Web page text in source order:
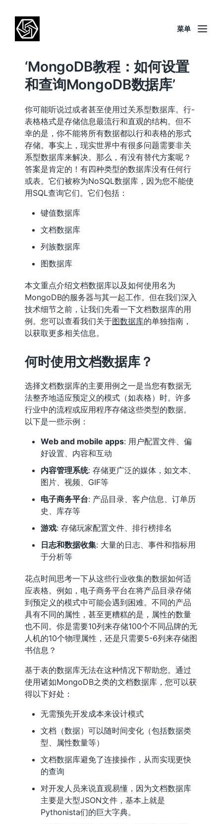
菜单
‘MongoDB教程：如何设置
和查询MongoDB数据库’
你可能听说过或者甚至使用过关系型数据库。行-
表格格式是存储信息最流行和直观的结构。但不
幸的是，你不能将所有数据都以行和表格的形式
存储。事实上，现实世界中有很多问题需要非关
系型数据库来解决。那么，有没有替代方案呢？
答案是肯定的！有四种类型的数据库没有任何行
或表。它们被称为NoSQL数据库，因为您不能使
用SQL查询它们。它们包括：
键值数据库
文档数据库
列族数据库
图数据库
本文重点介绍文档数据库以及如何使用名为
MongoDB的服务器与其一起工作。但在我们深入
技术细节之前，让我们先看一下文档数据库的用
例。您可以查看我们关于图数据库的单独指南，
以获取更多相关信息。
何时使用文档数据库？
选择文档数据库的主要用例之一是当您有数据无
法整齐地适应预定义的模式（如表格）时。许多
行业中的流程或应用程序存储这些类型的数据。
以下是一些示例：
Web and mobile apps: 用户配置文件、偏
好设置、内容和互动
内容管理系统: 存储更广泛的媒体，如文本、
图片、视频、GIF等
电子商务平台: 产品目录、客户信息、订单历
史、库存等
游戏: 存储玩家配置文件、排行榜排名
日志和数据收集: 大量的日志、事件和指标用
于分析等
花点时间思考一下从这些行业收集的数据如何适
应表格。例如，电子商务平台在将产品目录存储
到预定义的模式中可能会遇到困难。不同的产品
具有不同的属性，甚至更糟糕的是，属性的数量
也不同。你是需要10列来存储100个不同品牌的无
人机的10个物理属性，还是只需要5-6列来存储图
书信息？
基于表的数据库无法在这种情况下帮助您。通过
使用诸如MongoDB之类的文档数据库，您可以获
得以下好处：
无需预先开发成本来设计模式
文档（数据）可以随时间变化（包括数据类
型、属性数量等）
文档数据库避免了连接操作，从而实现更快
的查询
对开发人员来说直观易懂，因为文档数据库
主要是大型JSON文件，基本上就是
Pythonista们的巨大字典。